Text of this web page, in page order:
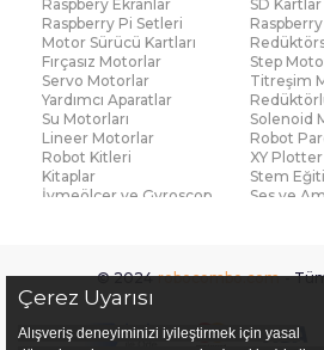
Raspbery Ekranlar
SD Kartlar
Raspberry Pi Setleri
Motor Sürücü Kartları
Fırçasız Motorlar
Step
Servo Motorlar
Titreşim
Yardımcı Aparatlar
Su Motorları
Solenoid
Lineer Motorlar
Robot
Robot Kitleri
XY Plotter
Kitaplar
Stem
İvmeölçer ve Gyroscop
Ses ve
Voltaj ve Akım
Titreşim
Basınç ve Kuvvet
Manyetik ve Hall Effect
Mesafe, Çizgi ve Hareket
Sıcaklık
© 2024 robocombo.com -
Çerez Uyarısı
Alışveriş deneyiminizi iyileştirmek için yasal